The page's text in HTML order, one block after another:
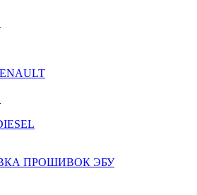
ПРОШИВОК ЭБУ